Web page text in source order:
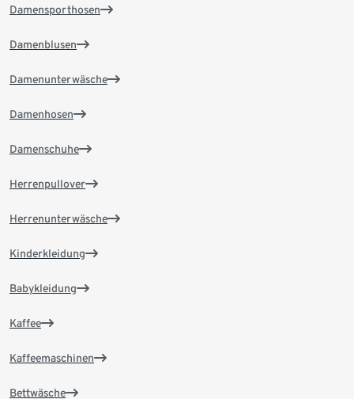
Damensporthosen
Damenblusen
Damenunterwäsche
Damenhosen
Damenschuhe
Herrenpullover
Herrenunterwäsche
Kinderkleidung
Babykleidung
Kaffee
Kaffeemaschinen
Bettwäsche